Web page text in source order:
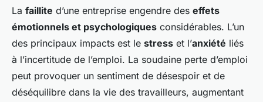
La faillite d’une entreprise engendre des effets
émotionnels et psychologiques considérables. L’un
des principaux impacts est le stress et l’anxiété liés
à l’incertitude de l’emploi. La soudaine perte d’emploi
peut provoquer un sentiment de désespoir et de
déséquilibre dans la vie des travailleurs, augmentant